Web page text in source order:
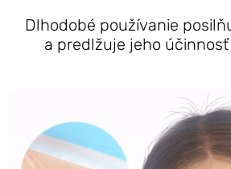
Dlhodobé používanie
a predlžuje jeho